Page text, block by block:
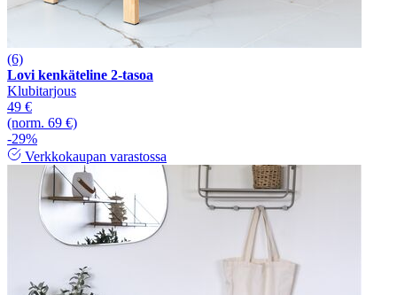
(6)
Lovi kenkäteline 2-tasoa
Klubitarjous
49 €
(norm. 69 €)
-29%
Verkkokaupan varastossa